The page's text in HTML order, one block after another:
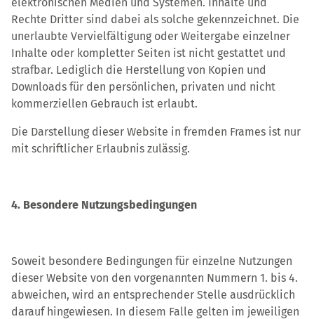
Rechte Dritter sind dabei als solche gekennzeichnet. Die
unerlaubte Vervielfältigung oder Weitergabe einzelner
Inhalte oder kompletter Seiten ist nicht gestattet und
strafbar. Lediglich die Herstellung von Kopien und
Downloads für den persönlichen, privaten und nicht
kommerziellen Gebrauch ist erlaubt.
Die Darstellung dieser Website in fremden Frames ist nur
mit schriftlicher Erlaubnis zulässig.
4. Besondere Nutzungsbedingungen
Soweit besondere Bedingungen für einzelne Nutzungen
dieser Website von den vorgenannten Nummern 1. bis 4.
abweichen, wird an entsprechender Stelle ausdrücklich
darauf hingewiesen. In diesem Falle gelten im jeweiligen